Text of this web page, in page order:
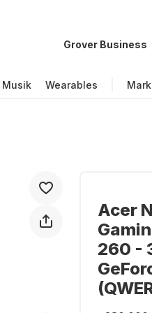
Grover Business
Musik Wearables
Acer
260 -